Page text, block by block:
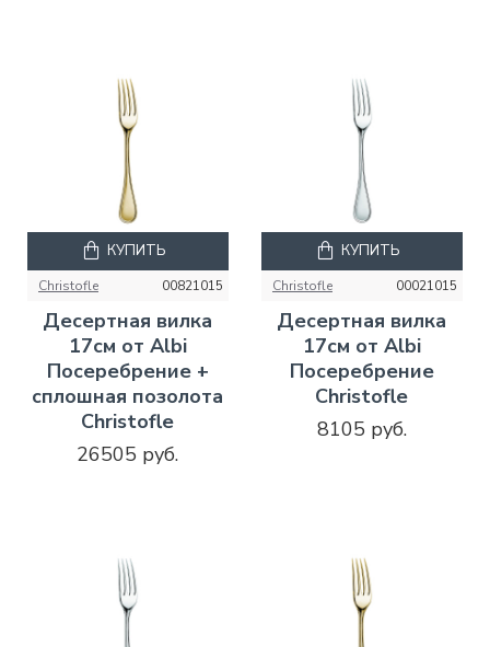
Christofle 00821015
Десертная вилка
17см от Albi
Посеребрение +
сплошная позолота
Christofle
26505 руб.
КУПИТЬ
Christofle 00021015
Десертная вилка
17см от Albi
Посеребрение
Christofle
8105 руб.
КУПИТЬ